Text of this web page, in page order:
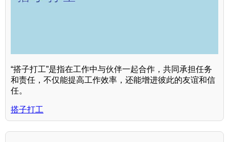
“搭子打工”是指在工作中与伙伴一起合作，共同承担任务
和责任，不仅能提高工作效率，还能增进彼此的友谊和信
任。
搭子打工